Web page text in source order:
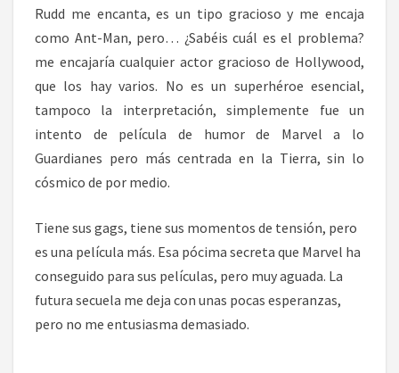
Rudd me encanta, es un tipo gracioso y me encaja
como Ant-Man, pero… ¿Sabéis cuál es el problema?
me encajaría cualquier actor gracioso de Hollywood,
que los hay varios. No es un superhéroe esencial,
tampoco la interpretación, simplemente fue un
intento de película de humor de Marvel a lo
Guardianes pero más centrada en la Tierra, sin lo
cósmico de por medio.
Tiene sus gags, tiene sus momentos de tensión, pero
es una película más. Esa pócima secreta que Marvel ha
conseguido para sus películas, pero muy aguada. La
futura secuela me deja con unas pocas esperanzas,
pero no me entusiasma demasiado.